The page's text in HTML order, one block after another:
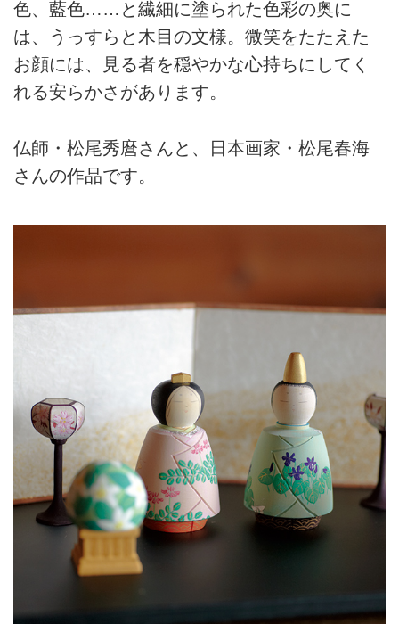
色、藍色……と繊細に塗られた色彩の奥に
は、うっすらと木目の文様。微笑をたたえた
お顔には、見る者を穏やかな心持ちにしてく
れる安らかさがあります。
仏師・松尾秀麿さんと、日本画家・松尾春海
さんの作品です。